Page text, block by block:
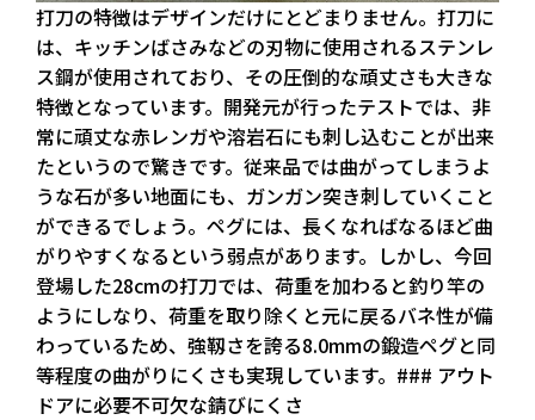
打刀の特徴はデザインだけにとどまりません。打刀に
は、キッチンばさみなどの刃物に使用されるステンレ
ス鋼が使用されており、その圧倒的な頑丈さも大きな
特徴となっています。開発元が行ったテストでは、非
常に頑丈な赤レンガや溶岩石にも刺し込むことが出来
たというので驚きです。従来品では曲がってしまうよ
うな石が多い地面にも、ガンガン突き刺していくこと
ができるでしょう。ペグには、長くなればなるほど曲
がりやすくなるという弱点があります。しかし、今回
登場した28cmの打刀では、荷重を加わると釣り竿の
ようにしなり、荷重を取り除くと元に戻るバネ性が備
わっているため、強靱さを誇る8.0mmの鍛造ペグと同
等程度の曲がりにくさも実現しています。### アウト
ドアに必要不可欠な錆びにくさ